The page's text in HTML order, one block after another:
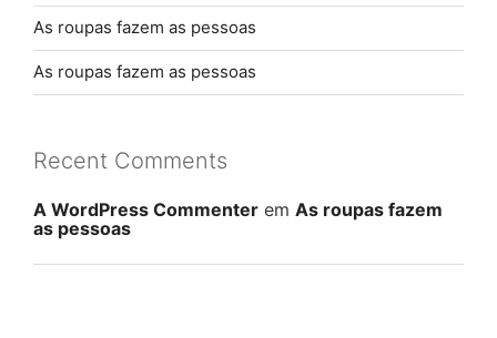
As roupas fazem as pessoas
As roupas fazem as pessoas
Recent Comments
A WordPress Commenter em As roupas fazem
as pessoas